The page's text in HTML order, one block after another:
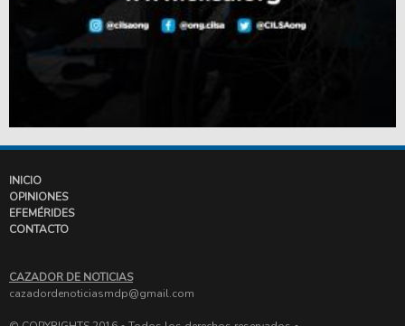
INICIO
OPINIONES
EFEMÉRIDES
CONTACTO
CAZADOR DE NOTICIAS
cazadordenoticiasmdp@gmail.com